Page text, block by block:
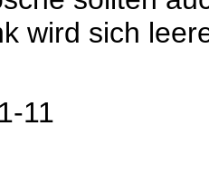
wird sich
11